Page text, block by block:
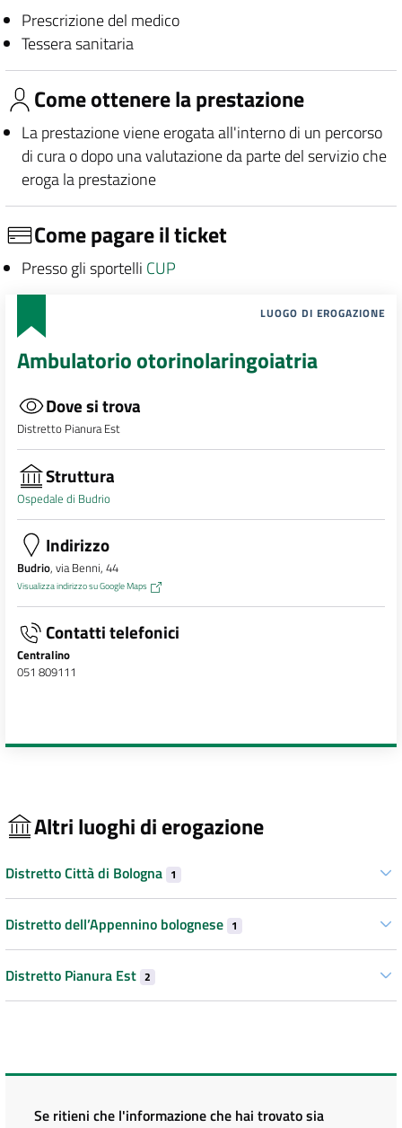
Prescrizione del medico
Tessera sanitaria
Come ottenere la prestazione
La prestazione viene erogata all'interno di un percorso
di cura o dopo una valutazione da parte del servizio che
eroga la prestazione
Come pagare il ticket
Presso gli sportelli CUP
LUOGO DI EROGAZIONE
Ambulatorio otorinolaringoiatria
Dove si trova
Distretto Pianura Est
Struttura
Ospedale di Budrio
Indirizzo
Budrio, via Benni, 44
Visualizza indirizzo su Google Maps
Contatti telefonici
Centralino
051 809111
Altri luoghi di erogazione
Distretto Città di Bologna 1
Distretto dell’Appennino bolognese 1
Distretto Pianura Est 2
Se ritieni che l'informazione che hai trovato sia